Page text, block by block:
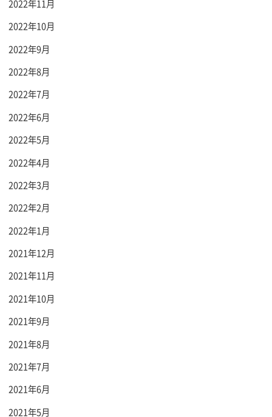
2022年11月
2022年10月
2022年9月
2022年8月
2022年7月
2022年6月
2022年5月
2022年4月
2022年3月
2022年2月
2022年1月
2021年12月
2021年11月
2021年10月
2021年9月
2021年8月
2021年7月
2021年6月
2021年5月